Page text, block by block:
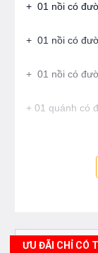
+ 01 nồi có
+ 01 nồi có
+ 01 nồi có
+ 01 quánh có
từ, bếp từ
ƯU ĐÃI CHỈ CÓ